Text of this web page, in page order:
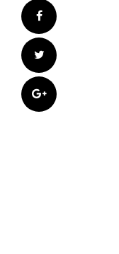
Facebook
Twitter
Google+